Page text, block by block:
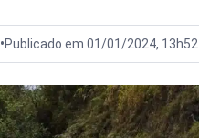
•Publicado em 01/01/2024, 13h52